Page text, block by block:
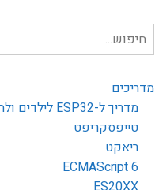
חיפוש
עבור:
מדריכים
מדריך ל-ESP32 לילדים ולהורים מאפס
טייפסקריפט
ריאקט
ECMAScript 6